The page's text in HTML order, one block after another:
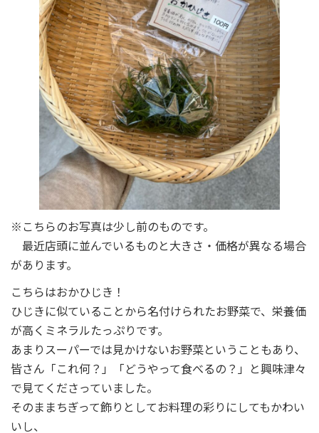
※こちらのお写真は少し前のものです。
最近店頭に並んでいるものと大きさ・価格が異なる場合
があります。
こちらはおかひじき！
ひじきに似ていることから名付けられたお野菜で、栄養価
が高くミネラルたっぷりです。
あまりスーパーでは見かけないお野菜ということもあり、
皆さん「これ何？」「どうやって食べるの？」と興味津々
で見てくださっていました。
そのままちぎって飾りとしてお料理の彩りにしてもかわい
いし、